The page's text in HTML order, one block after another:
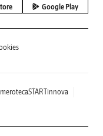
Google Play
STARTinnova